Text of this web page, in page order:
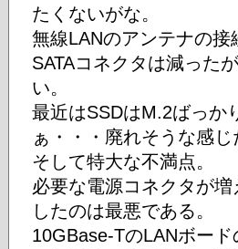
たくないがな。
無線LANのアンテナの
SATAコネクタは減った
い。
最近はSSDはM.2ばっか
ぁ・・・廃れそうな感じ
そして特大な不満点。
必要な電源コネクタが
したのは最悪である。
10GBase-TのLANボー